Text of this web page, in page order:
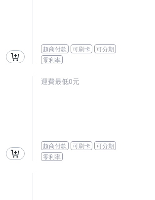
超商付款 可刷卡
可分期
零利率
運費最低0元
超商付款 可刷卡
可分期
零利率